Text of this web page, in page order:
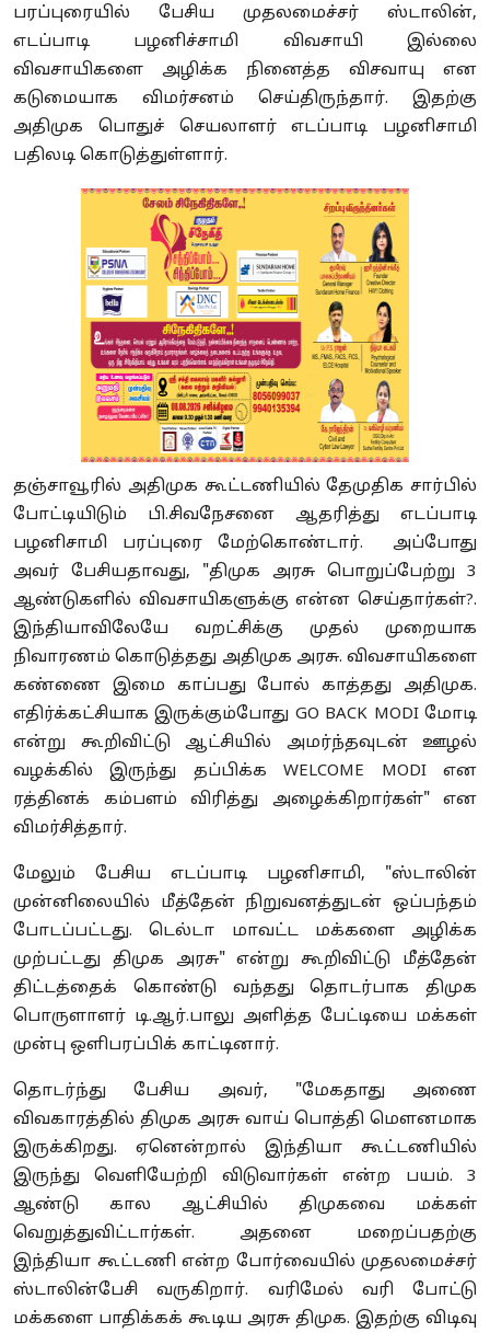
பரப்புரையில் பேசிய முதலமைச்சர் ஸ்டாலின்,
எடப்பாடி பழனிச்சாமி விவசாயி இல்லை
விவசாயிகளை அழிக்க நினைத்த விசவாயு என
கடுமையாக விமர்சனம் செய்திருந்தார். இதற்கு
அதிமுக பொதுச் செயலாளர் எடப்பாடி பழனிசாமி
பதிலடி கொடுத்துள்ளார்.
தஞ்சாவூரில் அதிமுக கூட்டணியில் தேமுதிக சார்பில்
போட்டியிடும் பி.சிவநேசனை ஆதரித்து எடப்பாடி
பழனிசாமி பரப்புரை மேற்கொண்டார். அப்போது
அவர் பேசியதாவது, "திமுக அரசு பொறுப்பேற்று 3
ஆண்டுகளில் விவசாயிகளுக்கு என்ன செய்தார்கள்?.
இந்தியாவிலேயே வறட்சிக்கு முதல் முறையாக
நிவாரணம் கொடுத்தது அதிமுக அரசு. விவசாயிகளை
கண்ணை இமை காப்பது போல் காத்தது அதிமுக.
எதிர்க்கட்சியாக இருக்கும்போது GO BACK MODI மோடி
என்று கூறிவிட்டு ஆட்சியில் அமர்ந்தவுடன் ஊழல்
வழக்கில் இருந்து தப்பிக்க WELCOME MODI என
ரத்தினக் கம்பளம் விரித்து அழைக்கிறார்கள்" என
விமர்சித்தார்.
மேலும் பேசிய எடப்பாடி பழனிசாமி, "ஸ்டாலின்
முன்னிலையில் மீத்தேன் நிறுவனத்துடன் ஒப்பந்தம்
போடப்பட்டது. டெல்டா மாவட்ட மக்களை அழிக்க
முற்பட்டது திமுக அரசு" என்று கூறிவிட்டு மீத்தேன்
திட்டத்தைக் கொண்டு வந்தது தொடர்பாக திமுக
பொருளாளர் டி.ஆர்.பாலு அளித்த பேட்டியை மக்கள்
முன்பு ஒளிபரப்பிக் காட்டினார்.
தொடர்ந்து பேசிய அவர், "மேகதாது அணை
விவகாரத்தில் திமுக அரசு வாய் பொத்தி மெளனமாக
இருக்கிறது. ஏனென்றால் இந்தியா கூட்டணியில்
இருந்து வெளியேற்றி விடுவார்கள் என்ற பயம். 3
ஆண்டு கால ஆட்சியில் திமுகவை மக்கள்
வெறுத்துவிட்டார்கள். அதனை மறைப்பதற்கு
இந்தியா கூட்டணி என்ற போர்வையில் முதலமைச்சர்
ஸ்டாலின்பேசி வருகிறார். வரிமேல் வரி போட்டு
மக்களை பாதிக்கக் கூடிய அரசு திமுக. இதற்கு விடிவு